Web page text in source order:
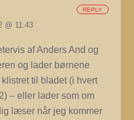
@ 11:43
af Anders And og
og lader børnene
til bladet (i hvert
– eller lader som om
læser når jeg kommer
REPLY